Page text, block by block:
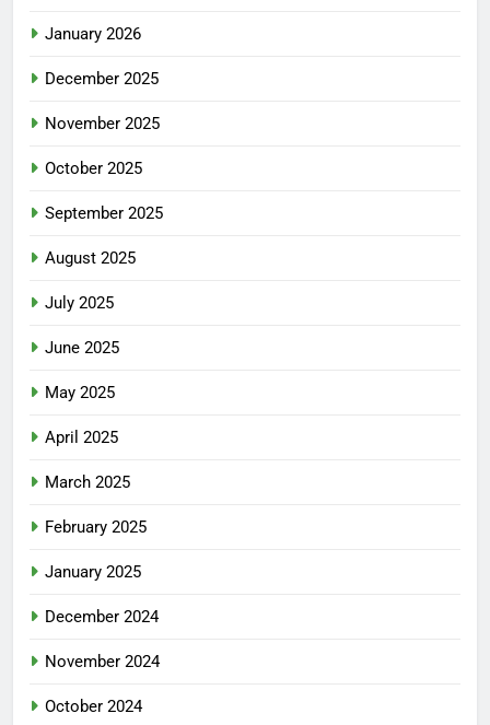
January 2026
December 2025
November 2025
October 2025
September 2025
August 2025
July 2025
June 2025
May 2025
April 2025
March 2025
February 2025
January 2025
December 2024
November 2024
October 2024